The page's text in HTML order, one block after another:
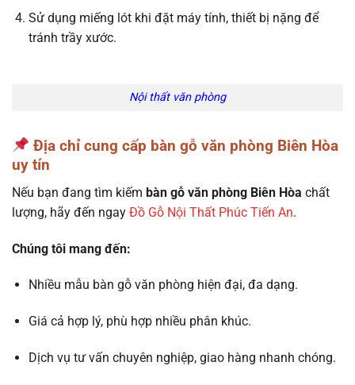
Sử dụng miếng lót khi đặt máy tính, thiết bị nặng để
tránh trầy xước.
Nội thất văn phòng
Địa chỉ cung cấp bàn gỗ văn phòng Biên Hòa
uy tín
Nếu bạn đang tìm kiếm bàn gỗ văn phòng Biên Hòa chất
lượng, hãy đến ngay Đồ Gỗ Nội Thất Phúc Tiến An.
Chúng tôi mang đến:
Nhiều mẫu bàn gỗ văn phòng hiện đại, đa dạng.
Giá cả hợp lý, phù hợp nhiều phân khúc.
Dịch vụ tư vấn chuyên nghiệp, giao hàng nhanh chóng.